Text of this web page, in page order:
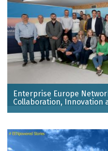
Enterprise Europe
Collaboration, Innovation